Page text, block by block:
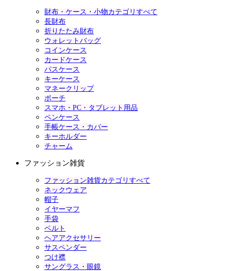
財布・ケース・小物カテゴリすべて
長財布
折りたたみ財布
ウォレットバッグ
コインケース
カードケース
パスケース
キーケース
マネークリップ
ポーチ
スマホ・PC・タブレット用品
ペンケース
手帳ケース・カバー
キーホルダー
チャーム
ファッション雑貨
ファッション雑貨カテゴリすべて
ネックウェア
帽子
イヤーマフ
手袋
ベルト
ヘアアクセサリー
サスペンダー
つけ襟
サングラス・眼鏡